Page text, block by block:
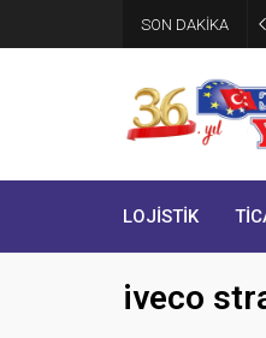
SON DAKİKA
LOJİSTİK
iveco